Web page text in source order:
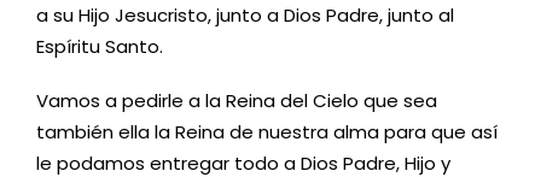
a su Hijo Jesucristo, junto a Dios Padre, junto al
Espíritu Santo.
Vamos a pedirle a la Reina del Cielo que sea
también ella la Reina de nuestra alma para que así
le podamos entregar todo a Dios Padre, Hijo y